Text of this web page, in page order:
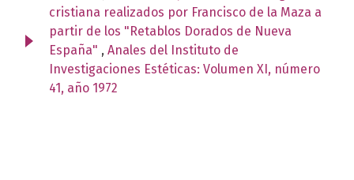
cristiana realizados por Francisco de la Maza a
partir de los "Retablos Dorados de Nueva
España" , Anales del Instituto de
Investigaciones Estéticas: Volumen XI, número
41, año 1972